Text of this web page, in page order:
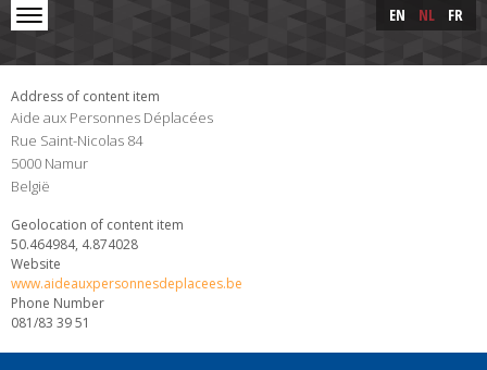
Skip
to
content
Skip to main content EN NL FR
Address of content item
Aide aux Personnes Déplacées
Rue Saint-Nicolas 84
5000 Namur
België
Geolocation of content item
50.464984, 4.874028
Website
www.aideauxpersonnesdeplacees.be
Phone Number
081/83 39 51